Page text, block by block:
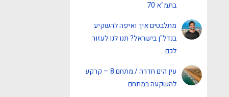
בתמ"א 70
מתלבטים איך ואיפה להשקיע
בנדל"ן בישראל? תנו לנו לעזור
לכם…
עין הים חדרה / מתחם 8 – קרקע
להשקעה במתחם